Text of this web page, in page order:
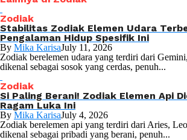
Zodiak
Stabilitas Zodiak Elemen Udara
Pengalaman Hidup Spesifik Ini
By Mika KarisaJuly 11, 2026
Zodiak berelemen udara yang terdiri dari
dikenal sebagai sosok yang cerdas, penuh...
Zodiak
Si Paling Berani! Zodiak Elemen Api
Ragam Luka Ini
By Mika KarisaJuly 4, 2026
Zodiak berelemen api yang terdiri dari Aries,
dikenal sebagai pribadi yang berani, penuh...